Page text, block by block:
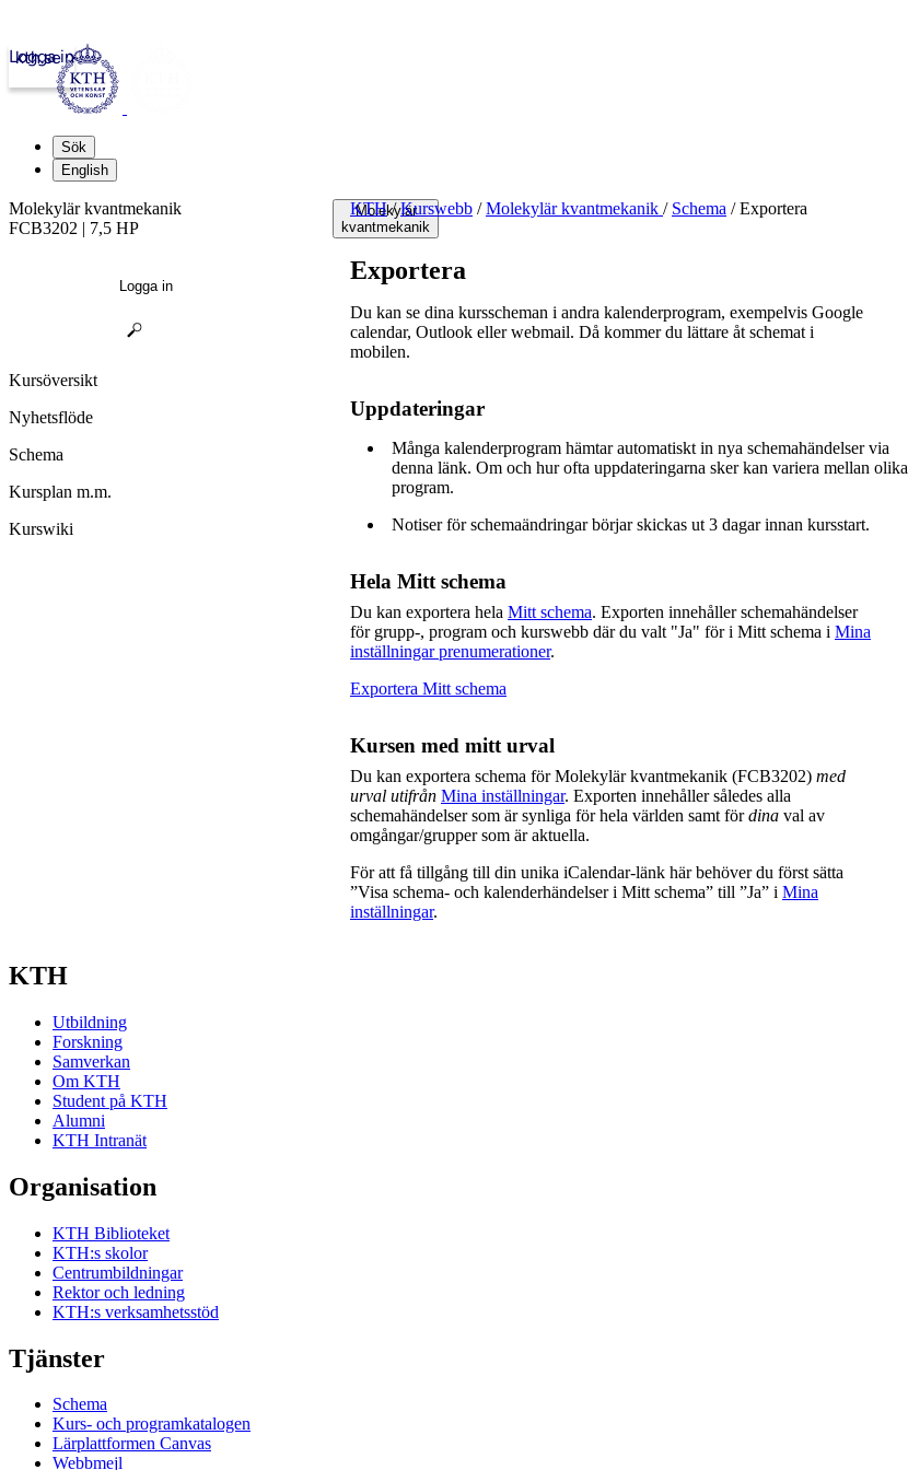
kth.se
Logga in
Sök
English
Molekylär
kvantmekanik
KTH / Kurswebb / Molekylär kvantmekanik / Schema /Exportera
Exportera
Du kan se dina kursscheman i andra kalenderprogram, exempelvis Google
calendar, Outlook eller webmail. Då kommer du lättare åt schemat i
mobilen.
Uppdateringar
Många kalenderprogram hämtar automatiskt in nya schemahändelser via
denna länk. Om och hur ofta uppdateringarna sker kan variera mellan olika
program.
Notiser för schemaändringar börjar skickas ut 3 dagar innan kursstart.
Hela Mitt schema
Du kan exportera hela Mitt schema. Exporten innehåller schemahändelser
för grupp-, program och kurswebb där du valt "Ja" för i Mitt schema i Mina
inställningar prenumerationer.
Exportera Mitt schema
Kursen med mitt urval
Du kan exportera schema för Molekylär kvantmekanik (FCB3202) med
urval utifrån Mina inställningar. Exporten innehåller således alla
schemahändelser som är synliga för hela världen samt fördina val av
omgångar/grupper som är aktuella.
För att få tillgång till din unika iCalendar-länk här behöver du först sätta
”Visa schema- och kalenderhändelser i Mitt schema” till ”Ja” i Mina
inställningar.
Molekylär kvantmekanik
FCB3202 | 7,5 HP
Logga in
Kursöversikt
Nyhetsflöde
Schema
Kursplan m.m.
Kurswiki
KTH
Utbildning
Forskning
Samverkan
Om KTH
Student på KTH
Alumni
KTH Intranät
Organisation
KTH Biblioteket
KTH:s skolor
Centrumbildningar
Rektor och ledning
KTH:s verksamhetsstöd
Tjänster
Schema
Kurs- och programkatalogen
Lärplattformen Canvas
Webbmejl